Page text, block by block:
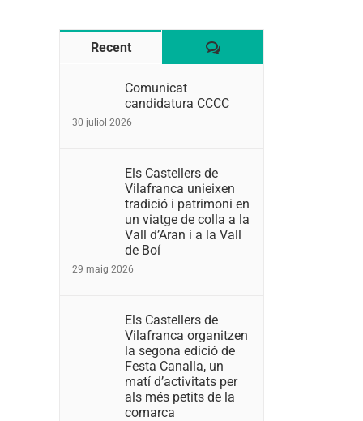
Recent Comentaris
Comunicat
candidatura CCCC
30 juliol 2026
Els Castellers de
Vilafranca unieixen
tradició i patrimoni en
un viatge de colla a la
Vall d’Aran i a la Vall
de Boí
29 maig 2026
Els Castellers de
Vilafranca organitzen
la segona edició de
Festa Canalla, un
matí d’activitats per
als més petits de la
comarca